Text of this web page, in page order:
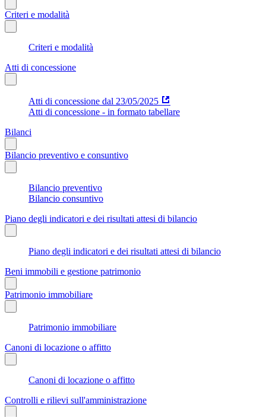
Criteri e modalità
Criteri e modalità
Atti di concessione
Atti di concessione dal 23/05/2025
Atti di concessione - in formato tabellare
Bilanci
Bilancio preventivo e consuntivo
Bilancio preventivo
Bilancio consuntivo
Piano degli indicatori e dei risultati attesi di bilancio
Piano degli indicatori e dei risultati attesi di bilancio
Beni immobili e gestione patrimonio
Patrimonio immobiliare
Patrimonio immobiliare
Canoni di locazione o affitto
Canoni di locazione o affitto
Controlli e rilievi sull'amministrazione